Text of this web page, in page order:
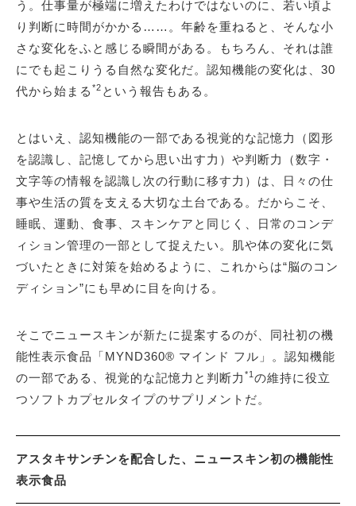
う。仕事量が極端に増えたわけではないのに、若い頃よ
り判断に時間がかかる……。年齢を重ねると、そんな小
さな変化をふと感じる瞬間がある。もちろん、それは誰
にでも起こりうる自然な変化だ。認知機能の変化は、30
代から始まる *2 という報告もある。
とはいえ、認知機能の一部である視覚的な記憶力（図形
を認識し、記憶してから思い出す力）や判断力（数字・
文字等の情報を認識し次の行動に移す力）は、日々の仕
事や生活の質を支える大切な土台である。だからこそ、
睡眠、運動、食事、スキンケアと同じく、日常のコンデ
ィション管理の一部として捉えたい。肌や体の変化に気
づいたときに対策を始めるように、これからは“脳のコン
ディション”にも早めに目を向ける。
そこでニュースキンが新たに提案するのが、同社初の機
能性表示食品「MYND360® マインド フル」。認知機能
の一部である、視覚的な記憶力と判断力 *1の維持に役立
つソフトカプセルタイプのサプリメントだ。
アスタキサンチンを配合した、ニュースキン初の機能性
表示食品